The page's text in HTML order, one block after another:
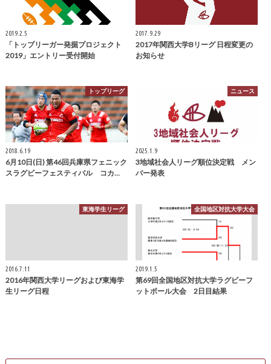
2019.2.5
「トップリーガー発掘プロジェクト
2019」エントリー受付開始
2017.9.29
2017年関西大学Bリーグ 日程変更の
お知らせ
トップリーグ
2018.6.19
6月10日(日) 第46回兵庫県フェニック
スラグビーフェスティバル コカ…
ニュース
2025.1.9
3地域社会人リーグ順位決定戦 メン
バー発表
東海学生リーグ
2016.7.11
2016年関西大学リーグおよび東海学
生リーグ日程
全国地区対抗大学大会
2019.1.5
第69回全国地区対抗大学ラグビーフ
ットボール大会 2日目結果